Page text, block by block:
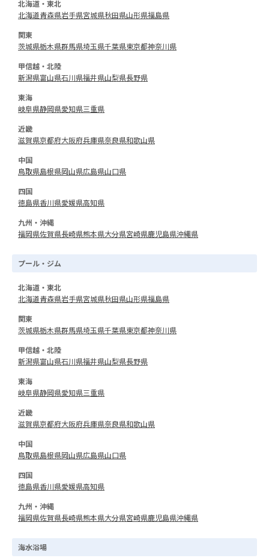
北海道・東北
北海道青森県岩手県宮城県秋田県山形県福島県
関東
茨城県栃木県群馬県埼玉県千葉県東京都神奈川県
甲信越・北陸
新潟県富山県石川県福井県山梨県長野県
東海
岐阜県静岡県愛知県三重県
近畿
滋賀県京都府大阪府兵庫県奈良県和歌山県
中国
鳥取県島根県岡山県広島県山口県
四国
徳島県香川県愛媛県高知県
九州・沖縄
福岡県佐賀県長崎県熊本県大分県宮崎県鹿児島県沖縄県
プール・ジム
北海道・東北
北海道青森県岩手県宮城県秋田県山形県福島県
関東
茨城県栃木県群馬県埼玉県千葉県東京都神奈川県
甲信越・北陸
新潟県富山県石川県福井県山梨県長野県
東海
岐阜県静岡県愛知県三重県
近畿
滋賀県京都府大阪府兵庫県奈良県和歌山県
中国
鳥取県島根県岡山県広島県山口県
四国
徳島県香川県愛媛県高知県
九州・沖縄
福岡県佐賀県長崎県熊本県大分県宮崎県鹿児島県沖縄県
海水浴場